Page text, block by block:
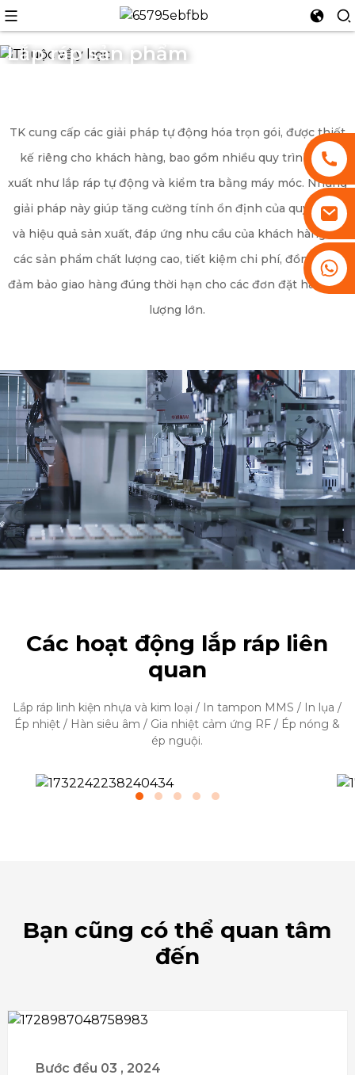
+86 13530645990
Lắp ráp sản phẩm
TK cung cấp các giải pháp tự động hóa trọn gói, được thiết
kế riêng cho khách hàng, bao gồm nhiều quy trình sản
xuất như lắp ráp tự động và kiểm tra bằng máy móc. Những
giải pháp này giúp tăng cường tính ổn định của quy trình
và hiệu quả sản xuất, đáp ứng nhu cầu của khách hàng về
các sản phẩm chất lượng cao, tiết kiệm chi phí, đồng thời
đảm bảo giao hàng đúng thời hạn cho các đơn đặt hàng số
lượng lớn.
Các hoạt động lắp ráp liên
quan
Lắp ráp linh kiện nhựa và kim loại / In tampon MMS / In lụa /
Ép nhiệt / Hàn siêu âm / Gia nhiệt cảm ứng RF / Ép nóng &
ép nguội.
Bạn cũng có thể quan tâm
đến
Bước đều 03 , 2024